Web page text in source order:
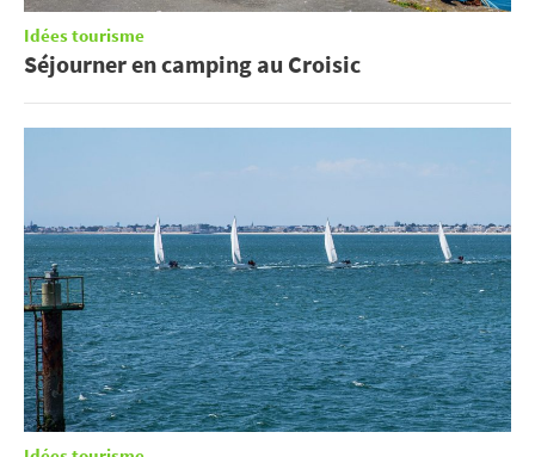
Idées tourisme
Séjourner en camping au Croisic